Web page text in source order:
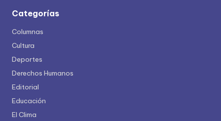
Categorías
Columnas
Cultura
Deportes
Derechos Humanos
Editorial
Educación
El Clima